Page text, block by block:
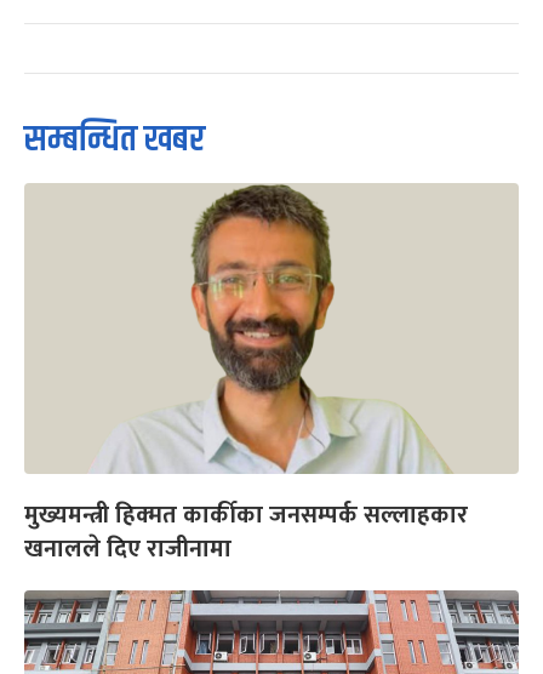
सम्बन्धित खबर
मुख्यमन्त्री हिक्मत कार्कीका जनसम्पर्क सल्लाहकार
खनालले दिए राजीनामा